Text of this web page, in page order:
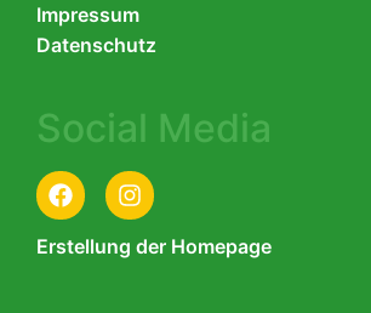
Impressum
Datenschutz
Social Media
Erstellung der Homepage